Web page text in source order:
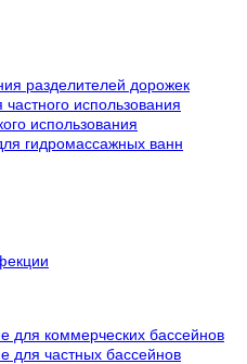
разделителей дорожек
использования
использования
гидромассажных ванн
для коммерческих бассейнов
для частных бассейнов